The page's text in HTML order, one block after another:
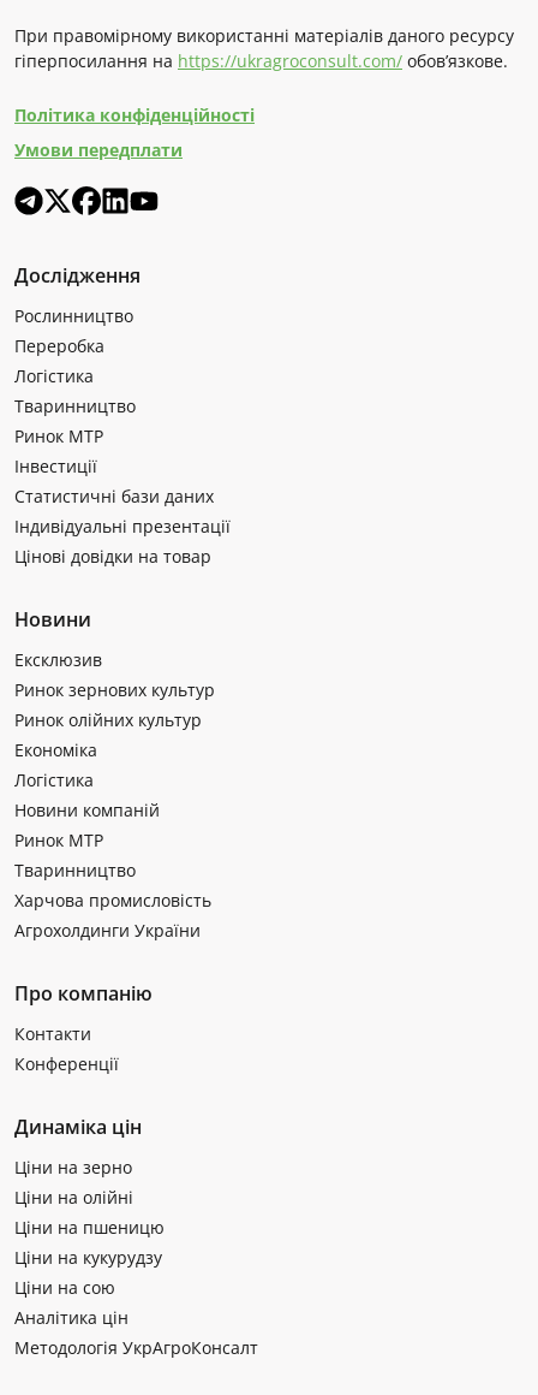
При правомірному використанні матеріалів даного ресурсу
гіперпосилання на https://ukragroconsult.com/ обов’язкове.
Політика конфіденційності
Умови передплати
Дослідження
Рослинництво
Переробка
Логістика
Тваринництво
Ринок МТР
Інвестиції
Статистичні бази даних
Індивідуальні презентації
Цінові довідки на товар
Новини
Ексклюзив
Ринок зернових культур
Ринок олійних культур
Економіка
Логістика
Новини компаній
Ринок МТР
Тваринництво
Харчова промисловість
Агрохолдинги України
Про компанію
Контакти
Конференції
Динаміка цін
Ціни на зерно
Ціни на олійні
Ціни на пшеницю
Ціни на кукурудзу
Ціни на сою
Аналітика цін
Методологія УкрАгроКонсалт